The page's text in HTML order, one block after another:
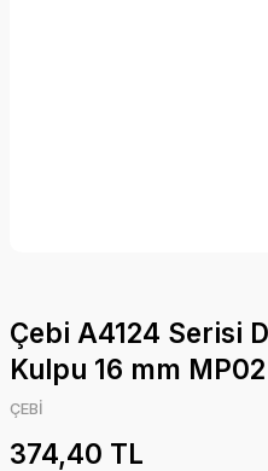
Çebi A4124 Serisi
Kulpu 16 mm
ÇEBİ
374,40 TL